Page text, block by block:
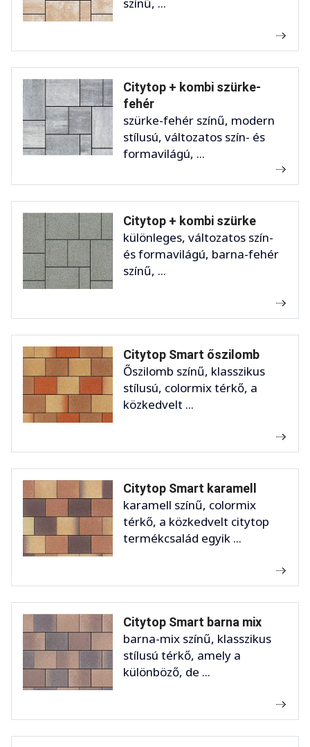
Citytop + kombi szürke-
fehér
szürke-fehér színű, modern
stílusú, változatos szín- és
formavilágú, ...
Citytop + kombi szürke
különleges, változatos szín-
és formavilágú, barna-fehér
színű, ...
Citytop Smart őszilomb
Őszilomb színű, klasszikus
stílusú, colormix térkő, a
közkedvelt ...
Citytop Smart karamell
karamell színű, colormix
térkő, a közkedvelt citytop
termékcsalád egyik ...
Citytop Smart barna mix
barna-mix színű, klasszikus
stílusú térkő, amely a
különböző, de ...